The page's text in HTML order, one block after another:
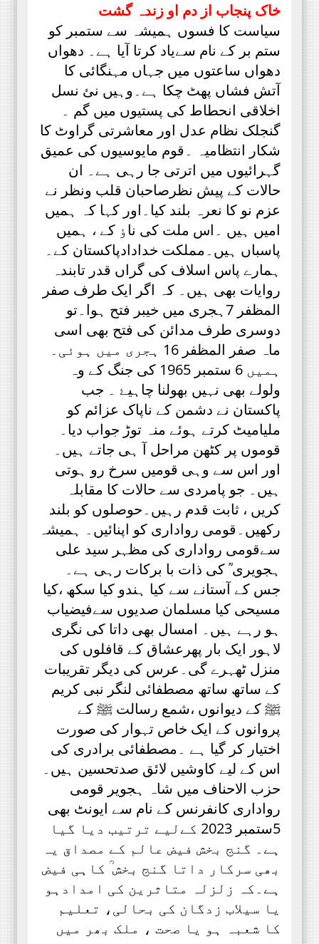
خاک پنجاب از دم او زندہ گشت
سیاست کا فسوں ہمیشہ سے ستمبر کو
ستم بر کے نام سےیاد کرتا آیا ہے۔ دھواں
دھواں ساعتوں میں جہاں مہنگائی کا
آتش فشاں پھٹ چکا ہے۔وہیں نئ نسل
اخلاقی انحطاط کی پستیوں میں گم ۔
گنجلک نظام عدل اور معاشرتی گراوٹ کا
شکار انتظامیہ ۔قوم مایوسیوں کی عمیق
گہرائیوں میں اترتی جا رہی ہے۔ ان
حالات کے پیش نظرصاحبان قلب ونظر نے
عزم نو کا نعرہ بلند کیا۔اور کہا کہ ہمیں
امیں ہیں ۔اس ملت کی ناٶ کے ، ہمیں
پاسباں ہیں۔مملکت خدادادپاکستان کے۔
ہمارے پاس اسلاف کی گراں قدر تابندہ
روایات بھی ہیں۔ کہ اگر ایک طرف صفر
المظفر 7ہجری میں خیبر فتح ہوا۔تو
دوسری طرف مدائن کی فتح بھی اسی
ماہ صفر المظفر 16 ہجری میں ہوئی۔
ہمیں 6 ستمبر 1965 کی جنگ کے وہ
ولولے بھی نہیں بھولنا چاہیۓ ۔ جب
پاکستان نے دشمن کے ناپاک عزائم کو
ملیامیٹ کرتے ہوئے منہ توڑ جواب دیا۔
قوموں پر کٹھن مراحل آ ہی جاتے ہیں۔
اور اس سے وہی قومیں سرخ رو ہوتی
ہیں۔ جو پامردی سے حالات کا مقابلہ
کریں ، ثابت قدم رہیں۔حوصلوں کو بلند
رکھیں۔قومی رواداری کو اپنائیں۔ ہمیشہ
سےقومی رواداری کی مظہر سید علی
ہجویری ؒ کی ذات با برکات رہی ہے۔
جس کے آستانے سے کیا ہندو کیا سکھ ،کیا
مسیحی کیا مسلمان صدیوں سےفیضیاب
ہو رہے ہیں۔ امسال بھی داتا کی نگری
لاہور ایک بار پھرعشاق کے قافلوں کی
منزل ٹھہرے گی۔عرس کی دیگر تقریبات
کے ساتھ ساتھ مصطفائی لنگر نبی کریم
ﷺ کے دیوانوں ،شمع رسالت ﷺ کے
پروانوں کے ایک خاص تہوار کی صورت
اختیار کر گیا ہے ۔مصطفائی برادری کی
اس کے لیے کاوشیں لائق صدتحسین ہیں۔
حزب الاحناف میں شاہ ہجویر قومی
رواداری کانفرنس کے نام سے ایونٹ بھی
5ستمبر 2023 کےلیے ترتیب دیا گیا
ہے۔ گنج بخش فیض عالم کے مصداق یہ
بھی سرکار داتا گنج بخش ؒ کاہی فیض
ہے۔کہ زلزلہ متاثرین کی امدادہو
یا سیلاب زدگان کی بحالی، تعلیم
کا شعبہ ہو یا صحت ، ملک بھر میں